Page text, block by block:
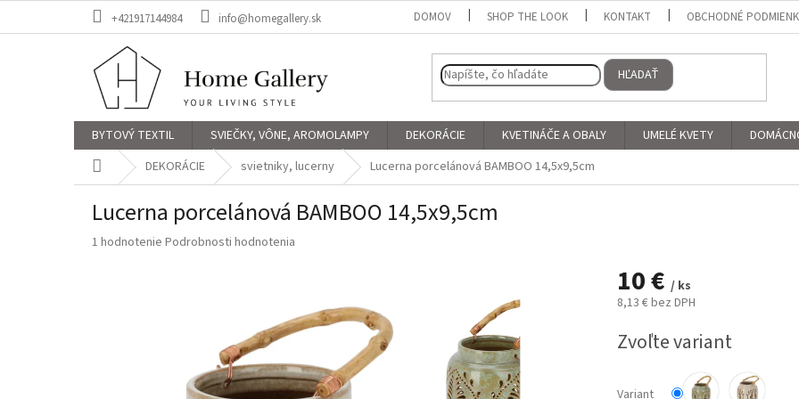
+421917144984 info@homegallery.sk DOMOV SHOP THE LOOK KONTAKT OBCHODNÉ
HĽADAŤ
BYTOVÝ TEXTIL SVIEČKY, VÔNE, AROMOLAMPY DEKORÁCIE KVETINÁČE A OBALY UMELÉ KVETY
DomovDEKORÁCIE svietniky, lucerny Lucerna porcelánová BAMBOO 14,5x9,5cm
Lucerna porcelánová BAMBOO 14,5x9,5cm
Priemerné
1 hodnotenie Podrobnosti hodnotenia
10 € / ks
8,13 € bez DPH
cena:
Zvoľte variant
Variant